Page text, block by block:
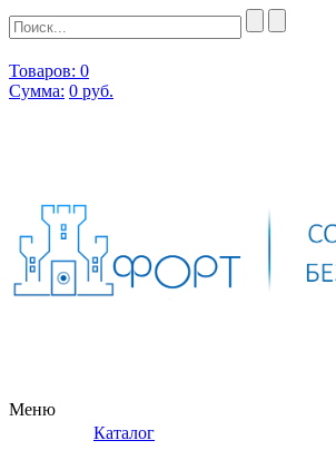
Товаров: 0
Сумма: 0 руб.
Меню
Каталог